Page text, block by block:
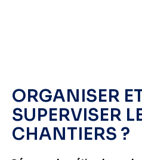
ORGANISER
SUPERVISER
CHANTIERS ?